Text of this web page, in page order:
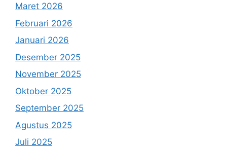
Maret 2026
Februari 2026
Januari 2026
Desember 2025
November 2025
Oktober 2025
September 2025
Agustus 2025
Juli 2025